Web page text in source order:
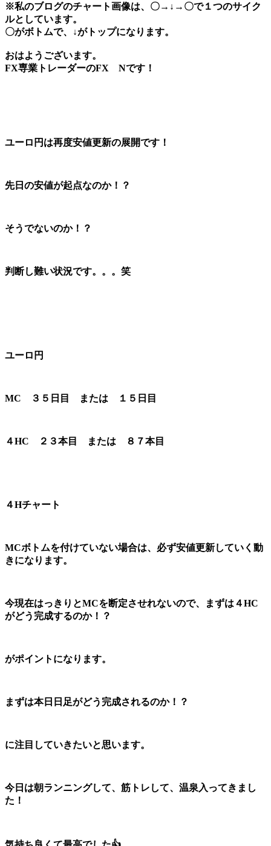
※私のブログのチャート画像は、〇→↓→〇で１つのサイク
ルとしています。
〇がボトムで、↓がトップになります。
おはようございます。
FX専業トレーダーのFX Nです！
ユーロ円は再度安値更新の展開です！
先日の安値が起点なのか！？
そうでないのか！？
判断し難い状況です。。。笑
ユーロ円
MC ３５日目 または １５日目
４HC ２３本目 または ８７本目
４Hチャート
MCボトムを付けていない場合は、必ず安値更新していく動
きになります。
今現在はっきりとMCを断定させれないので、まずは４HC
がどう完成するのか！？
がポイントになります。
まずは本日日足がどう完成されるのか！？
に注目していきたいと思います。
今日は朝ランニングして、筋トレして、温泉入ってきまし
た！